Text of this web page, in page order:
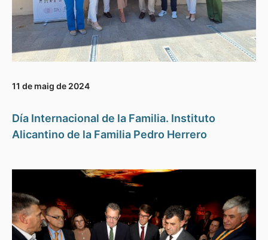
11 de maig de 2024
Día Internacional de la Familia. Instituto
Alicantino de la Familia Pedro Herrero